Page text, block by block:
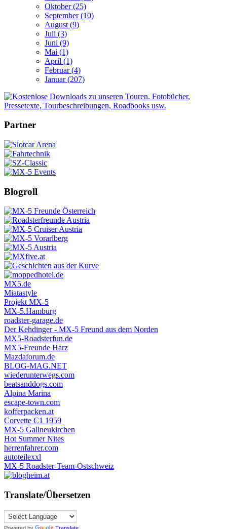
Oktober (25)
September (10)
August (9)
Juli (3)
Juni (9)
Mai (1)
April (1)
Februar (4)
Januar (207)
Partner
Blogroll
MX5.de
Miatastyle
Projekt MX-5
MX-5.Hamburg
roadster-garage.de
Der Kehdinger - MX-5 Freund aus dem Norden
MX5-Roadsterfun.de
MX5-Freunde Harz
Mazdaforum.de
BLOG-MAG.NET
wiederunterwegs.com
beatsanddogs.com
Alpina Marina
escape-town.com
kofferpacken.at
Corvette C1 1959
MX-5 Gallneukirchen
Hot Summer Nites
herrenfahrer.com
autoteilexxl
MX-5 Roadster-Team-Ostschweiz
Translate/Übersetzen